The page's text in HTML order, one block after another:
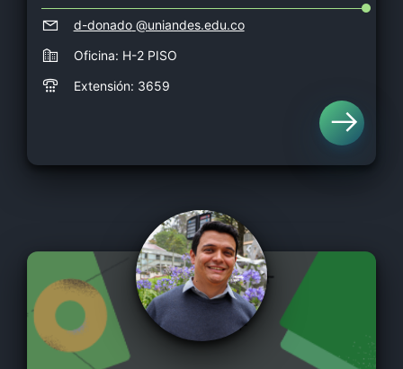
d-donado @uniandes.edu.co
Oficina: H-2 PISO
Extensión: 3659